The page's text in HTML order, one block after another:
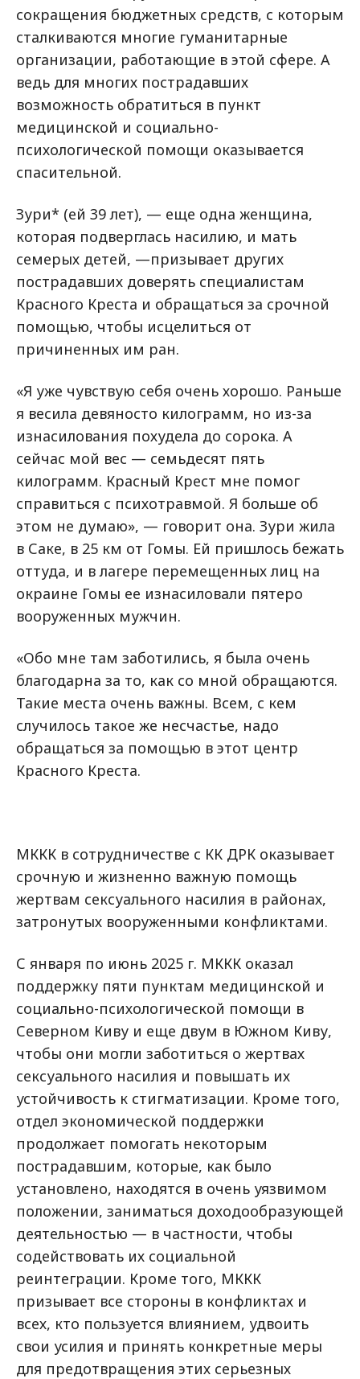
сокращения бюджетных средств, с которым
сталкиваются многие гуманитарные
организации, работающие в этой сфере. А
ведь для многих пострадавших
возможность обратиться в пункт
медицинской и социально-
психологической помощи оказывается
спасительной.
Зури* (ей 39 лет), — еще одна женщина,
которая подверглась насилию, и мать
семерых детей, —призывает других
пострадавших доверять специалистам
Красного Креста и обращаться за срочной
помощью, чтобы исцелиться от
причиненных им ран.
«Я уже чувствую себя очень хорошо. Раньше
я весила девяносто килограмм, но из-за
изнасилования похудела до сорока. А
сейчас мой вес — семьдесят пять
килограмм. Красный Крест мне помог
справиться с психотравмой. Я больше об
этом не думаю», — говорит она. Зури жила
в Саке, в 25 км от Гомы. Ей пришлось бежать
оттуда, и в лагере перемещенных лиц на
окраине Гомы ее изнасиловали пятеро
вооруженных мужчин.
«Обо мне там заботились, я была очень
благодарна за то, как со мной обращаются.
Такие места очень важны. Всем, с кем
случилось такое же несчастье, надо
обращаться за помощью в этот центр
Красного Креста.
МККК в сотрудничестве с КК ДРК оказывает
срочную и жизненно важную помощь
жертвам сексуального насилия в районах,
затронутых вооруженными конфликтами.
С января по июнь 2025 г. МККК оказал
поддержку пяти пунктам медицинской и
социально-психологической помощи в
Северном Киву и еще двум в Южном Киву,
чтобы они могли заботиться о жертвах
сексуального насилия и повышать их
устойчивость к стигматизации. Кроме того,
отдел экономической поддержки
продолжает помогать некоторым
пострадавшим, которые, как было
установлено, находятся в очень уязвимом
положении, заниматься доходообразующей
деятельностью — в частности, чтобы
содействовать их социальной
реинтеграции. Кроме того, МККК
призывает все стороны в конфликтах и
всех, кто пользуется влиянием, удвоить
свои усилия и принять конкретные меры
для предотвращения этих серьезных